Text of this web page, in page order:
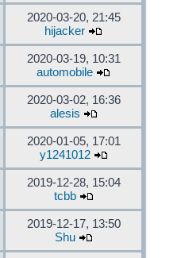
2020-03-20, 21:45
hijacker
2020-03-19, 10:31
automobile
2020-03-02, 16:36
alesis
2020-01-05, 17:01
y1241012
2019-12-28, 15:04
tcbb
2019-12-17, 13:50
Shu